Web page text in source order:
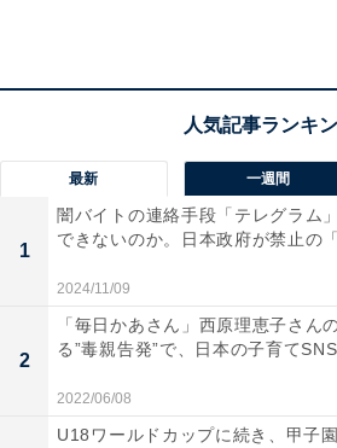
2回のワクチン接種後もマスク
最新 一週間
1
闇バイトの連絡手段「テレグラム
できないのか。日本政府が禁止の
2024/11/09
2
「毎日かあさん」西原理恵子さん
る”毒親告発”で、日本の子育て
2022/06/08
U18ワールドカップに続き、甲子